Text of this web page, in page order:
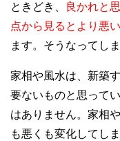
ときどき、
良かれと
点から見るとより悪
ます。そうなってし
家相や風水は、新築
要ないものと思って
はありません。家相
も悪くも変化してしま